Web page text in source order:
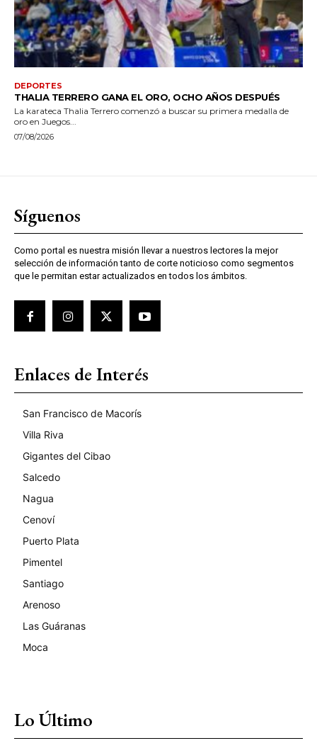
DEPORTES
THALIA TERRERO GANA EL ORO, OCHO AÑOS DESPUÉS
La karateca Thalia Terrero comenzó a buscar su primera medalla de
oro en Juegos...
07/08/2026
Síguenos
Como portal es nuestra misión llevar a nuestros lectores la mejor
selección de información tanto de corte noticioso como segmentos
que le permitan estar actualizados en todos los ámbitos.
Enlaces de Interés
San Francisco de Macorís
Villa Riva
Gigantes del Cibao
Salcedo
Nagua
Cenoví
Puerto Plata
Pimentel
Santiago
Arenoso
Las Guáranas
Moca
Lo Último